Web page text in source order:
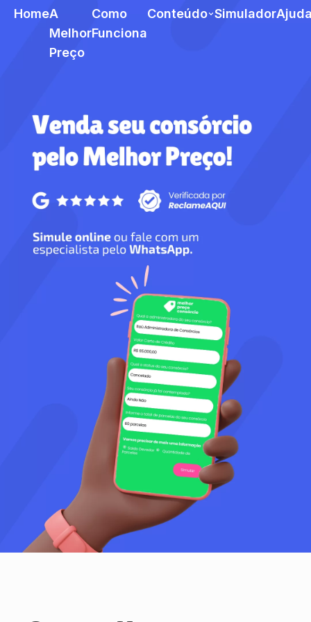
HomeA
Melhor
Preço
Como
Funciona
Conteúdo Simulador